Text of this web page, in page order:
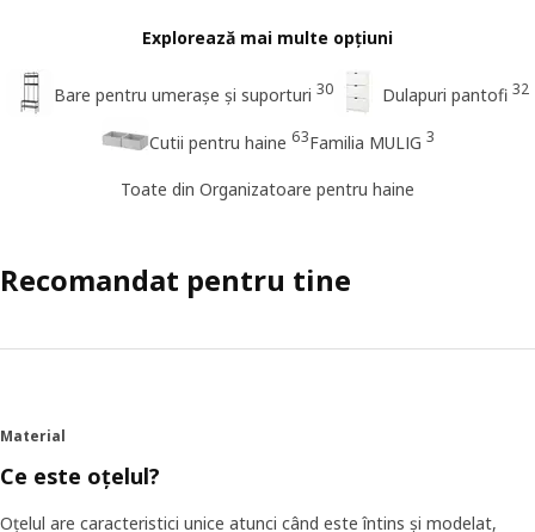
Explorează mai multe opțiuni
Bare pentru umerașe și suporturi 30 Dulapuri pantofi 32
Cutii pentru haine 63Familia MULIG 3
Toate din Organizatoare pentru haine
Recomandat pentru tine
Material
Ce este oțelul?
Oțelul are caracteristici unice atunci când este întins și modelat,